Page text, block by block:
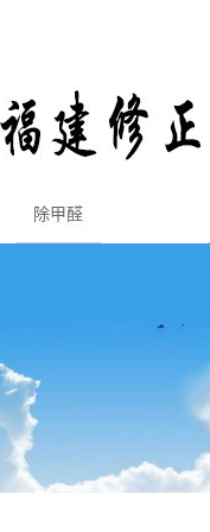
除甲醛